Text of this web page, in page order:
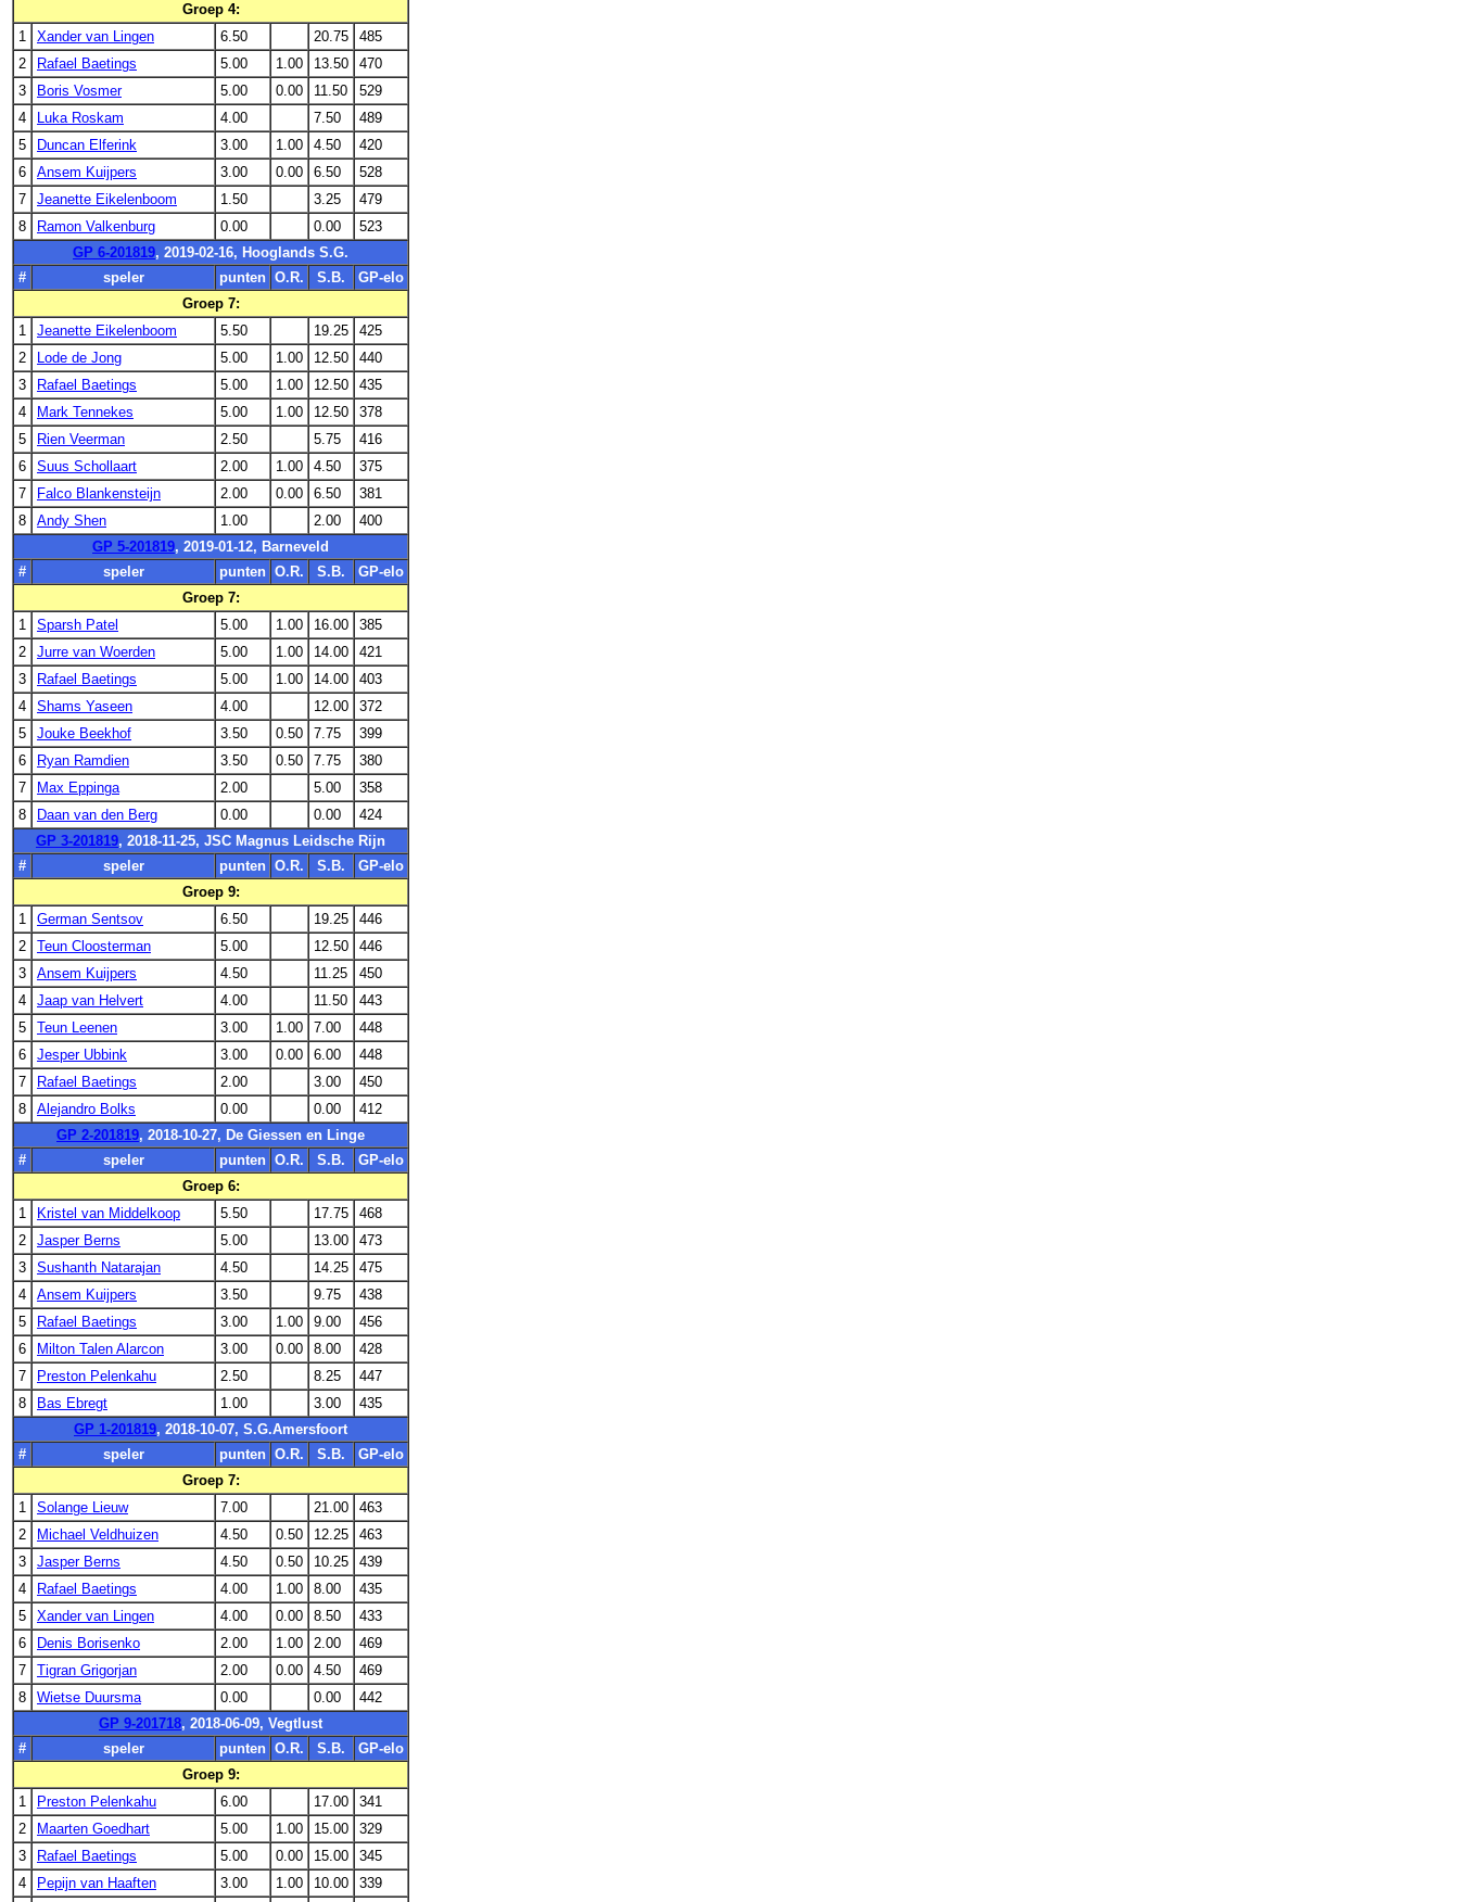
Groep 4:
1
Xander van Lingen 6.50 20.75
485
2
Rafael Baetings 5.00 1.00 13.50
470
3
Boris Vosmer 5.00 0.00 11.50
529
4
Luka Roskam 4.00 7.50
489
5
Duncan Elferink 3.00 1.00 4.50
420
6
Ansem Kuijpers 3.00 0.00 6.50
528
7
Jeanette Eikelenboom 1.50 3.25
479
8
Ramon Valkenburg 0.00 0.00
523
GP 6-201819, 2019-02-16, Hooglands S.G.
#
speler punten O.R. S.B.
GP-elo
Groep 7:
1
Jeanette Eikelenboom 5.50 19.25
425
2
Lode de Jong 5.00 1.00 12.50
440
3
Rafael Baetings 5.00 1.00 12.50
435
4
Mark Tennekes 5.00 1.00 12.50
378
5
Rien Veerman 2.50 5.75
416
6
Suus Schollaart 2.00 1.00 4.50
375
7
Falco Blankensteijn 2.00 0.00 6.50
381
8
Andy Shen 1.00 2.00
400
GP 5-201819, 2019-01-12, Barneveld
#
speler punten O.R. S.B.
GP-elo
Groep 7:
1
Sparsh Patel 5.00 1.00 16.00
385
2
Jurre van Woerden 5.00 1.00 14.00
421
3
Rafael Baetings 5.00 1.00 14.00
403
4
Shams Yaseen 4.00 12.00
372
5
Jouke Beekhof 3.50 0.50 7.75
399
6
Ryan Ramdien 3.50 0.50 7.75
380
7
Max Eppinga 2.00 5.00
358
8
Daan van den Berg 0.00 0.00
424
GP 3-201819, 2018-11-25, JSC Magnus Leidsche Rijn
#
speler punten O.R. S.B.
GP-elo
Groep 9:
1
German Sentsov 6.50 19.25
446
2
Teun Cloosterman 5.00 12.50
446
3
Ansem Kuijpers 4.50 11.25
450
4
Jaap van Helvert 4.00 11.50
443
5
Teun Leenen 3.00 1.00 7.00
448
6
Jesper Ubbink 3.00 0.00 6.00
448
7
Rafael Baetings 2.00 3.00
450
8
Alejandro Bolks 0.00 0.00
412
GP 2-201819, 2018-10-27, De Giessen en Linge
#
speler punten O.R. S.B.
GP-elo
Groep 6:
1
Kristel van Middelkoop 5.50 17.75
468
2
Jasper Berns 5.00 13.00
473
3
Sushanth Natarajan 4.50 14.25
475
4
Ansem Kuijpers 3.50 9.75
438
5
Rafael Baetings 3.00 1.00 9.00
456
6
Milton Talen Alarcon 3.00 0.00 8.00
428
7
Preston Pelenkahu 2.50 8.25
447
8
Bas Ebregt 1.00 3.00
435
GP 1-201819, 2018-10-07, S.G.Amersfoort
#
speler punten O.R. S.B.
GP-elo
Groep 7:
1
Solange Lieuw 7.00 21.00
463
2
Michael Veldhuizen 4.50 0.50 12.25
463
3
Jasper Berns 4.50 0.50 10.25
439
4
Rafael Baetings 4.00 1.00 8.00
435
5
Xander van Lingen 4.00 0.00 8.50
433
6
Denis Borisenko 2.00 1.00 2.00
469
7
Tigran Grigorjan 2.00 0.00 4.50
469
8
Wietse Duursma 0.00 0.00
442
GP 9-201718, 2018-06-09, Vegtlust
#
speler punten O.R. S.B.
GP-elo
Groep 9:
1
Preston Pelenkahu 6.00 17.00
341
2
Maarten Goedhart 5.00 1.00 15.00
329
3
Rafael Baetings 5.00 0.00 15.00
345
4
Pepijn van Haaften 3.00 1.00 10.00 339